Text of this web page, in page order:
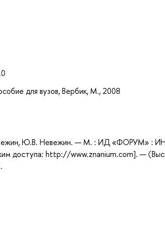
для вузов, Вербик, М., 2008
Ю.В. Невежин. — М. : ИД «ФОРУМ» :
доступа: http://www.znanium.com]. —